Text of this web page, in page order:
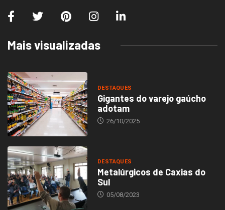
Mais visualizadas
DESTAQUES
Gigantes do varejo gaúcho
adotam
26/10/2025
DESTAQUES
Metalúrgicos de Caxias do
Sul
05/08/2023